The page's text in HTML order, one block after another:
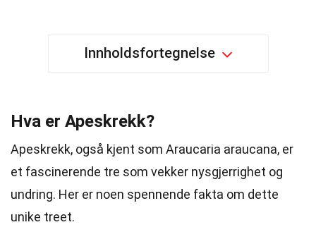
Innholdsfortegnelse
Hva er Apeskrekk?
Apeskrekk, også kjent som Araucaria araucana, er
et fascinerende tre som vekker nysgjerrighet og
undring. Her er noen spennende fakta om dette
unike treet.